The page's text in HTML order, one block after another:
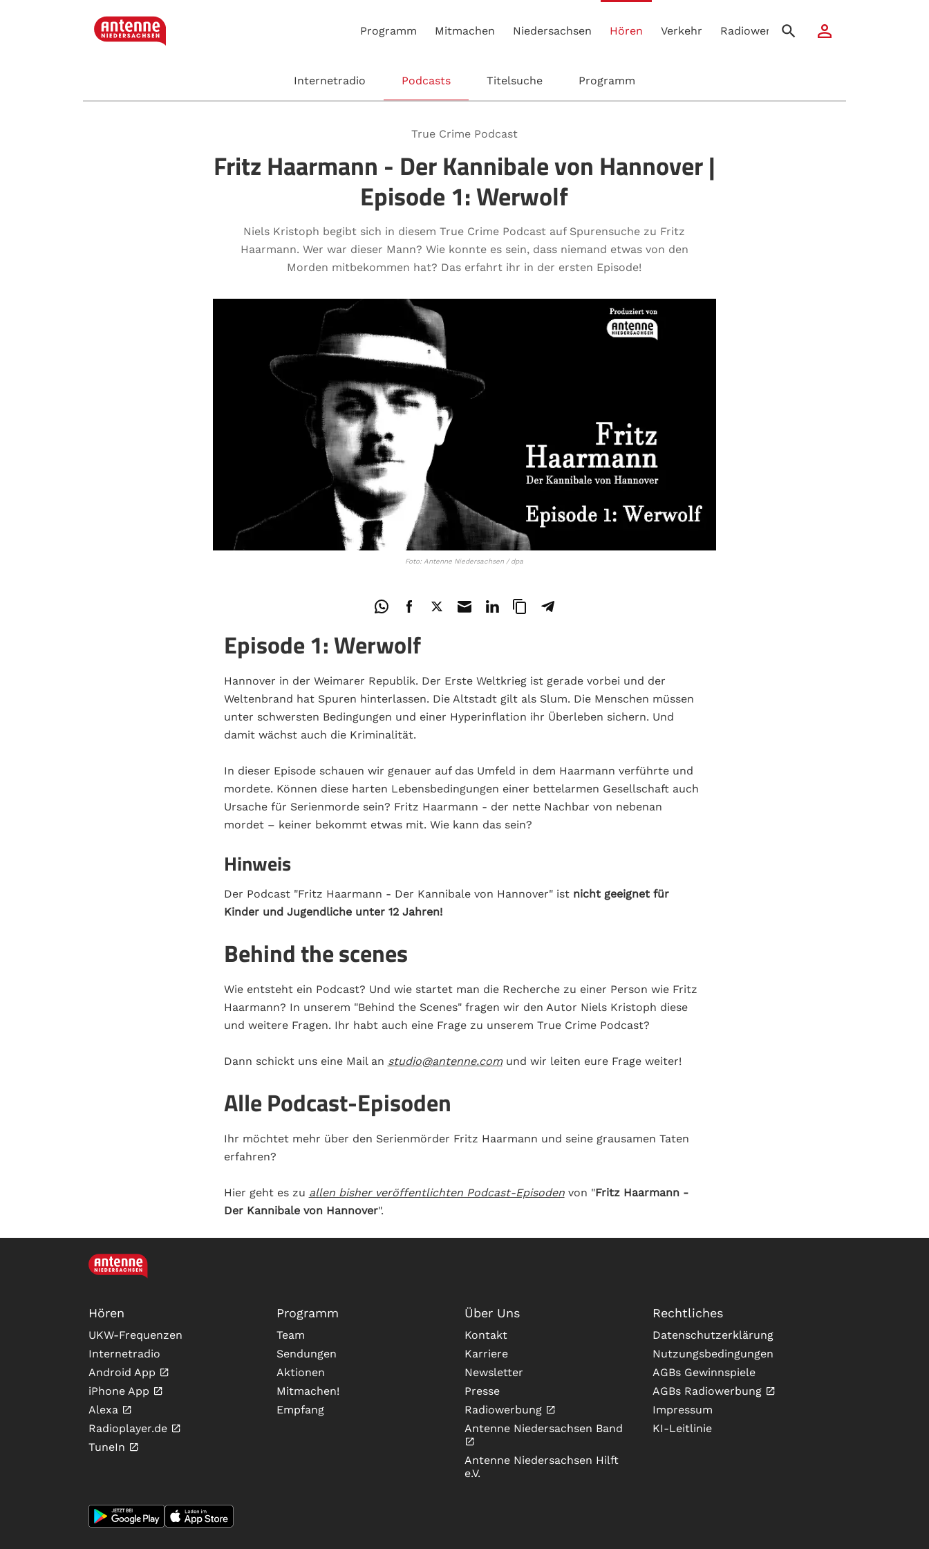
Programm Mitmachen Niedersachsen Hören
Internetradio Podcasts Titelsuche Programm
Verkehr Radiowerbung
True Crime Podcast
Fritz Haarmann - Der Kannibale von Hannover |
Episode 1: Werwolf
Niels Kristoph begibt sich in diesem True Crime Podcast auf Spurensuche zu Fritz
Haarmann. Wer war dieser Mann? Wie konnte es sein, dass niemand etwas von den
Morden mitbekommen hat? Das erfahrt ihr in der ersten Episode!
Foto: Antenne Niedersachsen / dpa
Episode 1: Werwolf
Hannover in der Weimarer Republik. Der Erste Weltkrieg ist gerade vorbei und der
Weltenbrand hat Spuren hinterlassen. Die Altstadt gilt als Slum. Die Menschen müssen
unter schwersten Bedingungen und einer Hyperinflation ihr Überleben sichern. Und
damit wächst auch die Kriminalität.
In dieser Episode schauen wir genauer auf das Umfeld in dem Haarmann verführte und
mordete. Können diese harten Lebensbedingungen einer bettelarmen Gesellschaft auch
Ursache für Serienmorde sein? Fritz Haarmann - der nette Nachbar von nebenan
mordet – keiner bekommt etwas mit. Wie kann das sein?
Hinweis
Der Podcast "Fritz Haarmann - Der Kannibale von Hannover" ist nicht geeignet für
Kinder und Jugendliche unter 12 Jahren!
Behind the scenes
Wie entsteht ein Podcast? Und wie startet man die Recherche zu einer Person wie Fritz
Haarmann? In unserem "Behind the Scenes" fragen wir den Autor Niels Kristoph diese
und weitere Fragen. Ihr habt auch eine Frage zu unserem True Crime Podcast?
Dann schickt uns eine Mail an studio@antenne.comund wir leiten eure Frage weiter!
Alle Podcast-Episoden
Ihr möchtet mehr über den Serienmörder Fritz Haarmann und seine grausamen Taten
erfahren?
Hier geht es zu allen bisher veröffentlichten Podcast-Episodenvon "Fritz Haarmann -
Der Kannibale von Hannover".
Hören
UKW-Frequenzen
Internetradio
Android App
iPhone App
Alexa
Radioplayer.de
TuneIn
Programm
Team
Sendungen
Aktionen
Mitmachen!
Empfang
Über Uns
Kontakt
Karriere
Newsletter
Presse
Radiowerbung
Antenne Niedersachsen Band
Antenne Niedersachsen Hilft
e.V.
Rechtliches
Datenschutzerklärung
Nutzungsbedingungen
AGBs Gewinnspiele
AGBs Radiowerbung
Impressum
KI-Leitlinie